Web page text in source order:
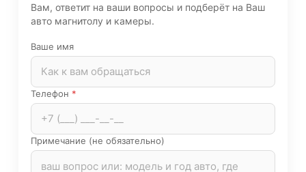
Вам, ответит на ваши вопросы и подберёт на Ваш
авто магнитолу и камеры.
Ваше имя
Телефон *
Примечание (не обязательно)